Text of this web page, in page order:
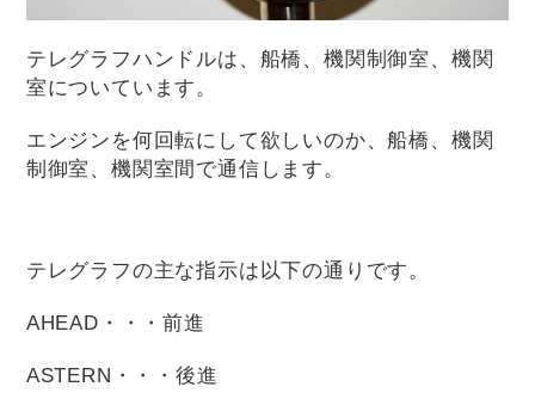
テレグラフハンドルは、船橋、機関制御室、機関
室についています。
エンジンを何回転にして欲しいのか、船橋、機関
制御室、機関室間で通信します。
テレグラフの主な指示は以下の通りです。
AHEAD・・・前進
ASTERN・・・後進